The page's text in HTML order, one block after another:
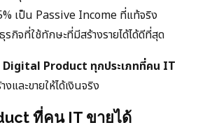
เป็น Passive Income ที่แท้จริง
กิจที่ใช้ทักษะที่มีสร้างรายได้ได้ดีที่สุด
Digital Product ทุกประเภทที่คน IT
และขายให้ได้เงินจริง
ที่คน IT ขายได้